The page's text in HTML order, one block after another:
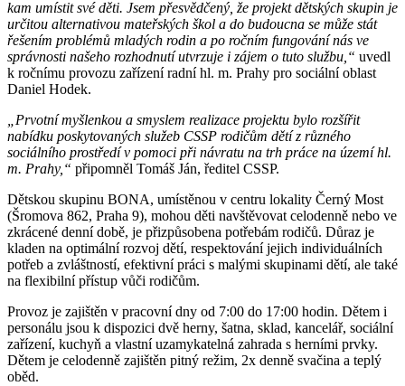
kam umístit své děti. Jsem přesvědčený, že projekt dětských skupin je
určitou alternativou mateřských škol a do budoucna se může stát
řešením problémů mladých rodin a po ročním fungování nás ve
správnosti našeho rozhodnutí utvrzuje i zájem o tuto službu,“ uvedl
k ročnímu provozu zařízení radní hl. m. Prahy pro sociální oblast
Daniel Hodek.
„Prvotní myšlenkou a smyslem realizace projektu bylo rozšířit
nabídku poskytovaných služeb CSSP rodičům dětí z různého
sociálního prostředí v pomoci při návratu na trh práce na území hl.
m. Prahy,“ připomněl Tomáš Ján, ředitel CSSP.
Dětskou skupinu BONA, umístěnou v centru lokality Černý Most
(Šromova 862, Praha 9), mohou děti navštěvovat celodenně nebo ve
zkrácené denní době, je přizpůsobena potřebám rodičů. Důraz je
kladen na optimální rozvoj dětí, respektování jejich individuálních
potřeb a zvláštností, efektivní práci s malými skupinami dětí, ale také
na flexibilní přístup vůči rodičům.
Provoz je zajištěn v pracovní dny od 7:00 do 17:00 hodin. Dětem i
personálu jsou k dispozici dvě herny, šatna, sklad, kancelář, sociální
zařízení, kuchyň a vlastní uzamykatelná zahrada s herními prvky.
Dětem je celodenně zajištěn pitný režim, 2x denně svačina a teplý
oběd.